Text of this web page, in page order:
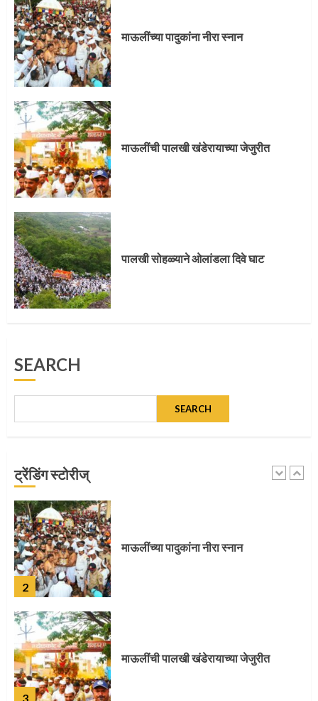
माऊलींच्या पादुकांना नीरा स्नान
माऊलींची पालखी खंडेरायाच्या जेजुरीत
पालखी सोहळ्याने ओलांडला दिवे घाट
SEARCH
SEARCH
ट्रेंडिंग स्टोरीज्
3
4
5
1
2
3
माऊलींची पालखी खंडेरायाच्या जेजुरीत
4
पालखी सोहळ्याने ओलांडला दिवे घाट